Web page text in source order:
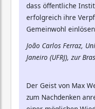
dass öffentliche
erfolgreich ihre
Gemeinwohl
João Carlos Ferraz,
Janeiro (UFRJ), zur
Der Geist von Max
zum Nachdenken